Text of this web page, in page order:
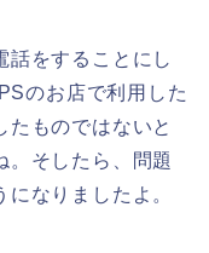
話をすることにし
のお店で利用した
たものではないと
。そしたら、問題
なりましたよ。